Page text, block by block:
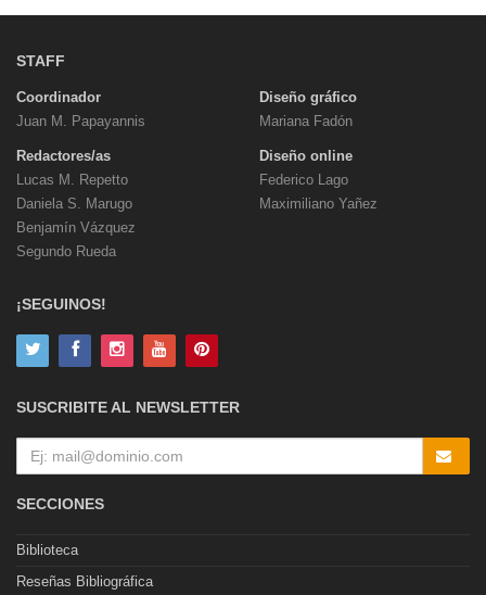
STAFF
Coordinador
Juan M. Papayannis
Redactores/as
Lucas M. Repetto
Daniela S. Marugo
Benjamín Vázquez
Segundo Rueda
Diseño gráfico
Mariana Fadón
Diseño online
Federico Lago
Maximiliano Yañez
¡SEGUINOS!
SUSCRIBITE AL NEWSLETTER
SECCIONES
Biblioteca
Reseñas Bibliográfica